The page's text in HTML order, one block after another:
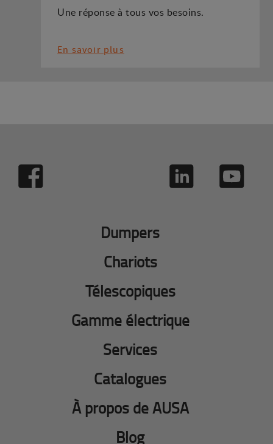
Une réponse à tous vos besoins.
En savoir plus
Dumpers
Chariots
Télescopiques
Gamme électrique
Services
Catalogues
À propos de AUSA
Blog